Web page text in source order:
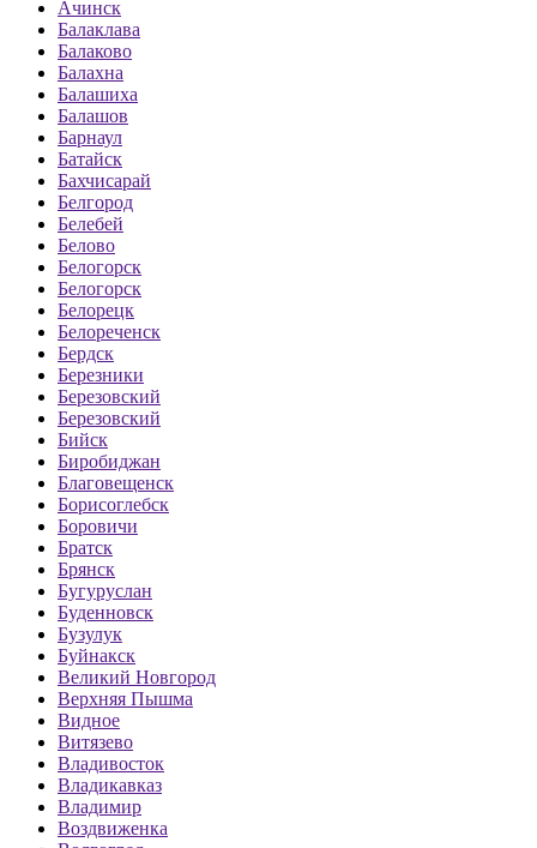
Ачинск
Балаклава
Балаково
Балахна
Балашиха
Балашов
Барнаул
Батайск
Бахчисарай
Белгород
Белебей
Белово
Белогорск
Белогорск
Белорецк
Белореченск
Бердск
Березники
Березовский
Березовский
Бийск
Биробиджан
Благовещенск
Борисоглебск
Боровичи
Братск
Брянск
Бугуруслан
Буденновск
Бузулук
Буйнакск
Великий Новгород
Верхняя Пышма
Видное
Витязево
Владивосток
Владикавказ
Владимир
Воздвиженка